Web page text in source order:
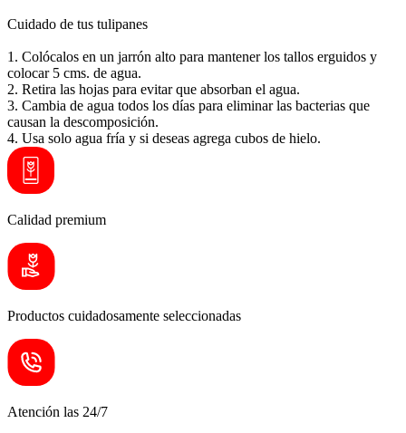
Cuidado de tus tulipanes
1. Colócalos en un jarrón alto para mantener los tallos erguidos y
colocar 5 cms. de agua.
2. Retira las hojas para evitar que absorban el agua.
3. Cambia de agua todos los días para eliminar las bacterias que
causan la descomposición.
4. Usa solo agua fría y si deseas agrega cubos de hielo.
Calidad premium
Productos cuidadosamente seleccionadas
Atención las 24/7